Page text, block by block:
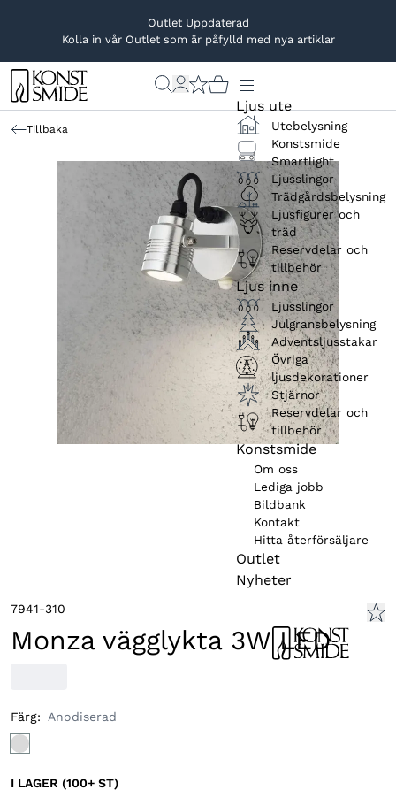
Outlet Uppdaterad
Kolla in vår Outlet som är påfylld med nya artiklar
Ljus ute
Utebelysning
Konstsmide
Smartlight
Ljusslingor
Trädgårdsbelysning
Ljusfigurer och
träd
Reservdelar och
tillbehör
Ljus inne
Ljusslingor
Julgransbelysning
Adventsljusstakar
Övriga
ljusdekorationer
Stjärnor
Reservdelar och
tillbehör
Konstsmide
Om oss
Lediga jobb
Bildbank
Kontakt
Hitta återförsäljare
Outlet
Nyheter
Tillbaka
7941-310
Monza vägglykta 3W LED
Färg: Anodiserad
I LAGER (100+ ST)